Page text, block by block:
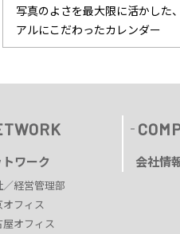
写真のよさを最大限に活かした
アルにこだわったカレンダー
ワーク
／経営管理部
オフィス
屋オフィス
会社情